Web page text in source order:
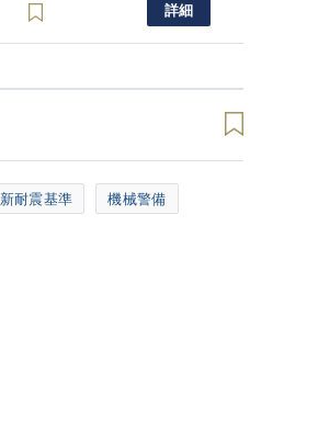
詳細
新耐震基準 機械警備